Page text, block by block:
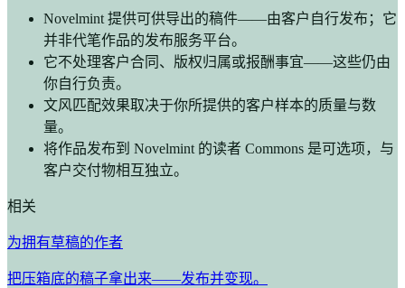
Novelmint 提供可供导出的稿件——由客户自行发布；它
并非代笔作品的发布服务平台。
它不处理客户合同、版权归属或报酬事宜——这些仍由
你自行负责。
文风匹配效果取决于你所提供的客户样本的质量与数
量。
将作品发布到 Novelmint 的读者 Commons 是可选项，与
客户交付物相互独立。
相关
为拥有草稿的作者
把压箱底的稿子拿出来——发布并变现。